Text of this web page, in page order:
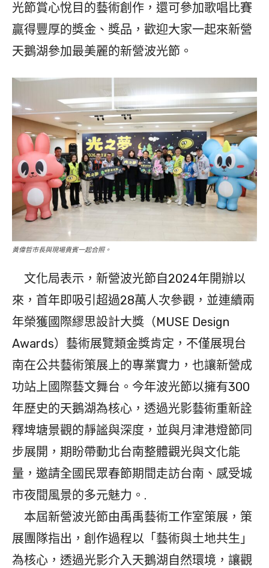
光節賞心悅目的藝術創作，還可參加歌唱比賽
贏得豐厚的獎金、獎品，歡迎大家一起來新營
天鵝湖參加最美麗的新營波光節。
黃偉哲市長與現場貴賓一起合照。
文化局表示，新營波光節自2024年開辦以
來，首年即吸引超過28萬人次參觀，並連續兩
年榮獲國際繆思設計大獎（MUSE Design
Awards）藝術展覽類金獎肯定，不僅展現台
南在公共藝術策展上的專業實力，也讓新營成
功站上國際藝文舞台。今年波光節以擁有300
年歷史的天鵝湖為核心，透過光影藝術重新詮
釋埤塘景觀的靜謐與深度，並與月津港燈節同
步展開，期盼帶動北台南整體觀光與文化能
量，邀請全國民眾春節期間走訪台南、感受城
市夜間風景的多元魅力。.
本屆新營波光節由禹禹藝術工作室策展，策
展團隊指出，創作過程以「藝術與土地共生」
為核心，透過光影介入天鵝湖自然環境，讓觀